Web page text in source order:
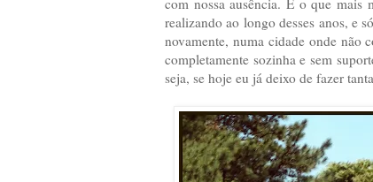
com nossa ausência. E o que
realizando ao longo desses anos, e
novamente, numa cidade onde não
completamente sozinha e sem
seja, se hoje eu já deixo de fazer